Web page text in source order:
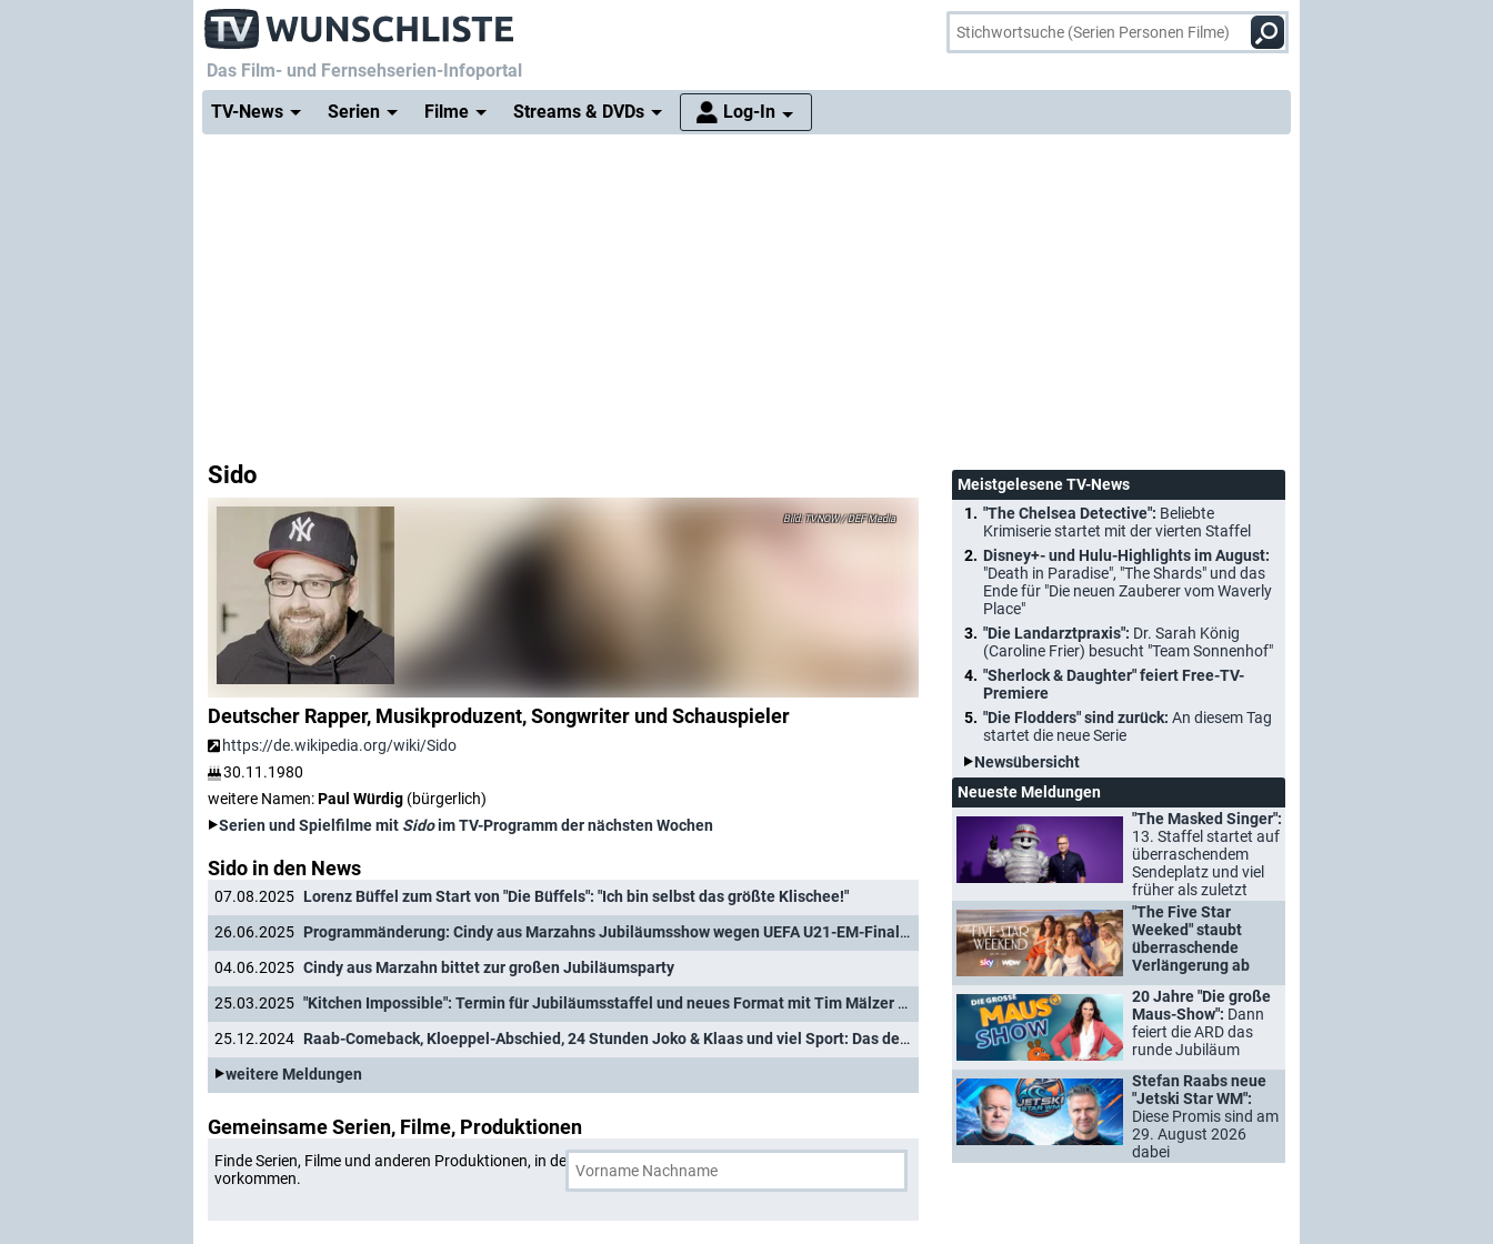
Das Film- und Fernsehserien-Infoportal
TV-News
Serien Filme Streams & DVDs Log-In
Sido
TVNOW / DEF Media
Deutscher Rapper, Musikproduzent, Songwriter und Schauspieler
https://de.wikipedia.org/wiki/Sido
30.11.1980
weitere Namen:Paul Würdig (bürgerlich)
Serien und Spielfilme mit Sidoim TV-Programm der nächsten Wochen
Sido in den News
07.08.2025 Lorenz Büffel zum Start von "Die Büffels": "Ich bin selbst das größte Klischee!"
26.06.2025
Programmänderung: Cindy aus Marzahns Jubiläumsshow wegen UEFA U21-EM-Finale verschoben
04.06.2025 Cindy aus Marzahn bittet zur großen Jubiläumsparty
25.03.2025
"Kitchen Impossible": Termin für Jubiläumsstaffel und neues Format mit Tim Mälzer bestätigt
25.12.2024
Raab-Comeback, Kloeppel-Abschied, 24 Stunden Joko & Klaas und viel Sport: Das deutsche Fernsehjahr 2024 im Rückblick
weitere Meldungen
Gemeinsame Serien, Filme, Produktionen
Finde Serien, Filme und anderen Produktionen, in denen
und eine weitere Person gemeinsam
vorkommen.
Meistgelesene TV-News
"The Chelsea Detective": Beliebte
Krimiserie startet mit der vierten Staffel
Disney+- und Hulu-Highlights im August:
"Death in Paradise", "The Shards" und das
Ende für "Die neuen Zauberer vom Waverly
Place"
"Die Landarztpraxis": Dr. Sarah König
(Caroline Frier) besucht "Team Sonnenhof"
"Sherlock & Daughter" feiert Free-TV-
Premiere
"Die Flodders" sind zurück: An diesem Tag
startet die neue Serie
Newsübersicht
Neueste Meldungen
"The Masked Singer":
13. Staffel startet auf
überraschendem
Sendeplatz und viel
früher als zuletzt
"The Five Star
Weeked" staubt
überraschende
Verlängerung ab
20 Jahre "Die große
Maus-Show": Dann
feiert die ARD das
runde Jubiläum
Stefan Raabs neue
"Jetski Star WM":
Diese Promis sind am
29. August 2026
dabei